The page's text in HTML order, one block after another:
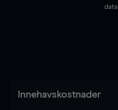
data
Innehavskostnader